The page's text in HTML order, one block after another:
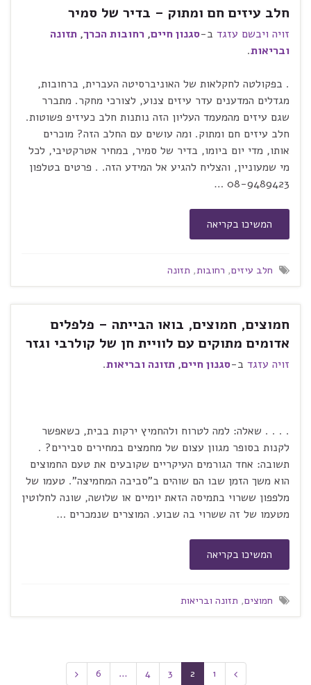
חלב עיזים חם ומתוק – בדיר של סמיר
זויה ויבשם עזגד ב-סגנון חיים, רחובות הכרך, תזונה
ובריאות.
. בפקולטה לחקלאות של האוניברסיטה העברית, ברחובות,
מגדלים המדענים עדר עיזים צנוע, לצורכי מחקר. מתברר
שגם עיזים מהמעמד העליון הזה נותנות חלב כעיזיפ פשוטות.
חלב עיזים חם ומתוק. ומה עושים עם החלב הזה? מוכרים
אותו, מדי יום ביומו, בדיר של סמיר, במחיר אטרקטיבי, לכל
מי שמעוניין, והצליח להגיע אל המידע הזה. . פרטים בטלפון
08-9489423 …
המשיכו בקריאה
חלב עיזים, רחובות, תזונה
חמוצים, חמוצים, בואו הבייתה – פלפלים
אדומים מתוקים עם לוויית חן של קולרבי וגזר
זויה עזגד ב-סגנון חיים, תזונה ובריאות.
. . . . שאלה: למה לטרוח ולהחמיץ ירקות בבית, כשאפשר
לקנות בסופר מגוון עצום של מחמצים במחירים סבירים? .
תשובה: אחד הגורמים העיקריים שקובעים את טעם החמוצים
הוא משך הזמן שבו הם שוהים ב"סביבה המחמיצה". טעמו של
מלפפון ששרוי בתמיסה הזאת יומיים או שלושה, שונה לחלוטין
מטעמו של זה ששרוי בה שבוע. המוצרים שנמכרים …
המשיכו בקריאה
חמוצים, תזונה ובריאות
1
2
3
4
…
6